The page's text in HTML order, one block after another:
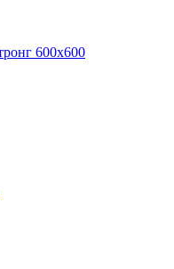
600х600